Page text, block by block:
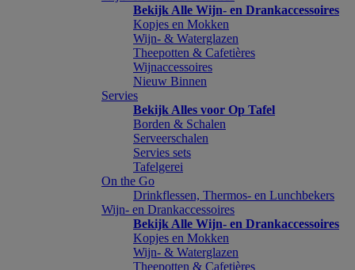
Bekijk Alle Wijn- en Drankaccessoires
Kopjes en Mokken
Wijn- & Waterglazen
Theepotten & Cafetières
Wijnaccessoires
Nieuw Binnen
Servies
Bekijk Alles voor Op Tafel
Borden & Schalen
Serveerschalen
Servies sets
Tafelgerei
On the Go
Drinkflessen, Thermos- en Lunchbekers
Wijn- en Drankaccessoires
Bekijk Alle Wijn- en Drankaccessoires
Kopjes en Mokken
Wijn- & Waterglazen
Theepotten & Cafetières